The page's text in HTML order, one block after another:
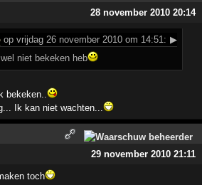
28 november 2010 20:14
op vrijdag 26 november 2010 om 14:51: ▶
niet bekeken heb
bekeken..
Ik kan niet wachten...
29 november 2010 21:11
toch